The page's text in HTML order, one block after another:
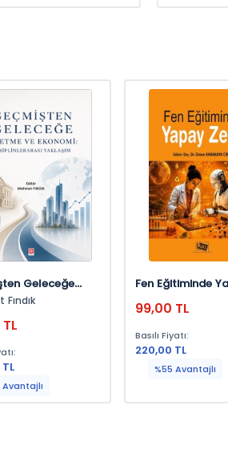
Beşeri Bilim
Geleceğe
Ekonomi:
Avantajlı
Fen Eğitiminde
99,00 TL
Basılı Fiyatı:
220,00 TL
%55 Avantajlı